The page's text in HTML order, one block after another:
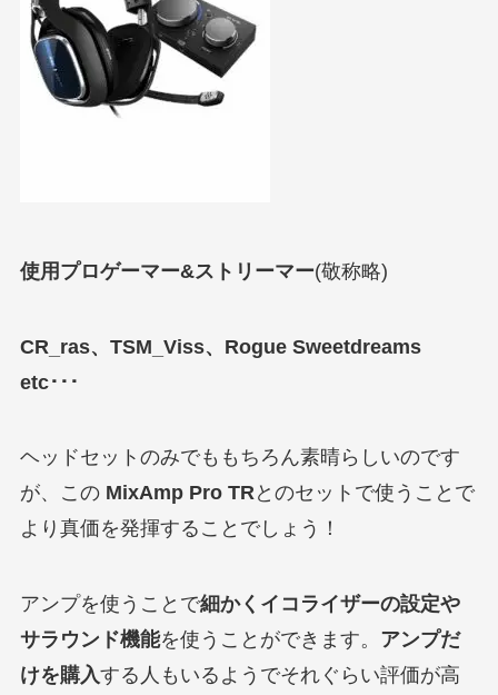
使用プロゲーマー&ストリーマー(敬称略)
CR_ras、TSM_Viss、Rogue Sweetdreams
etc･･･
ヘッドセットのみでももちろん素晴らしいのです
が、この MixAmp Pro TRとのセットで使うことで
より真価を発揮することでしょう！
アンプを使うことで細かくイコライザーの設定や
サラウンド機能を使うことができます。 アンプだ
けを購入する人もいるようでそれぐらい評価が高